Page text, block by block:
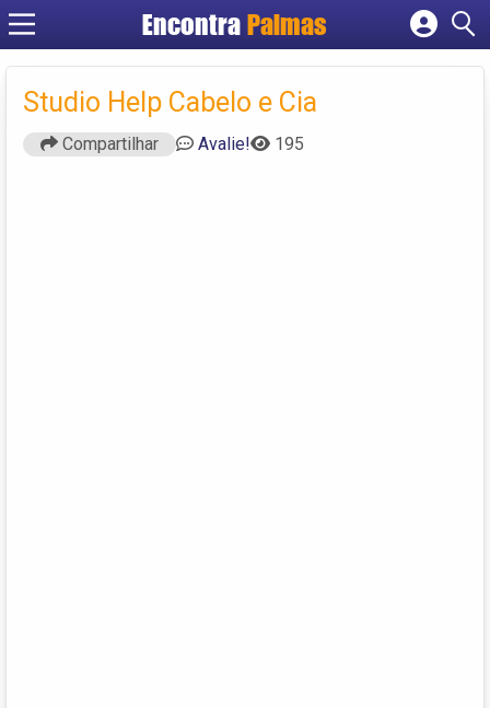
Encontra Palmas
Cadastrar empresa
Criar conta
Studio Help Cabelo e Cia
Compartilhar Avalie! 195